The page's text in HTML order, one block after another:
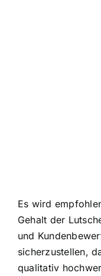
Es wird
Gehalt der
und
sicherzustellen,
qualitativ